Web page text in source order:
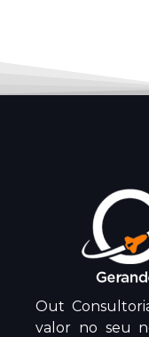
Out
valor no seu